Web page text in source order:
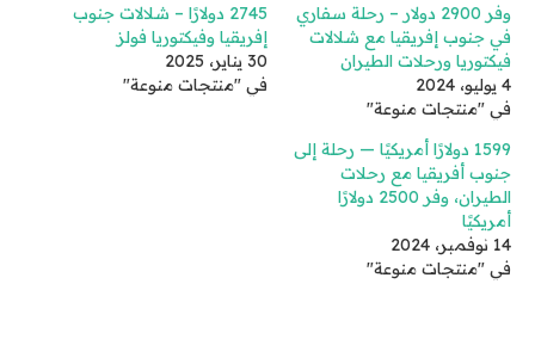
وفر 2900 دولار – رحلة سفاري
في جنوب إفريقيا مع شلالات
فيكتوريا ورحلات الطيران
4 يوليو، 2024
في "منتجات منوعة"
2745 دولارًا – شلالات جنوب
إفريقيا وفيكتوريا فولز
30 يناير، 2025
في "منتجات منوعة"
1599 دولارًا أمريكيًا — رحلة إلى
جنوب أفريقيا مع رحلات
الطيران، وفر 2500 دولارًا
أمريكيًا
14 نوفمبر، 2024
في "منتجات منوعة"